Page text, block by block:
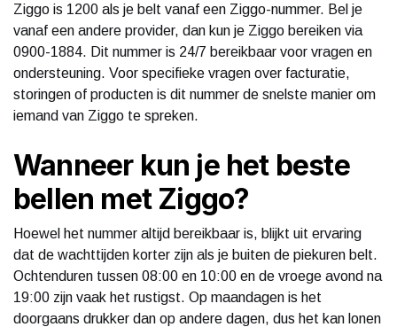
Ziggo is 1200 als je belt vanaf een Ziggo-nummer. Bel je
vanaf een andere provider, dan kun je Ziggo bereiken via
0900-1884. Dit nummer is 24/7 bereikbaar voor vragen en
ondersteuning. Voor specifieke vragen over facturatie,
storingen of producten is dit nummer de snelste manier om
iemand van Ziggo te spreken.
Wanneer kun je het beste
bellen met Ziggo?
Hoewel het nummer altijd bereikbaar is, blijkt uit ervaring
dat de wachttijden korter zijn als je buiten de piekuren belt.
Ochtenduren tussen 08:00 en 10:00 en de vroege avond na
19:00 zijn vaak het rustigst. Op maandagen is het
doorgaans drukker dan op andere dagen, dus het kan lonen